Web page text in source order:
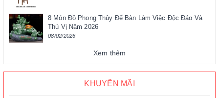
8 Món Đồ Phong Thủy Để Bàn Làm Việc Độc Đáo Và
Thú Vị Năm 2026
08/02/2026
Xem thêm
KHUYẾN MÃI